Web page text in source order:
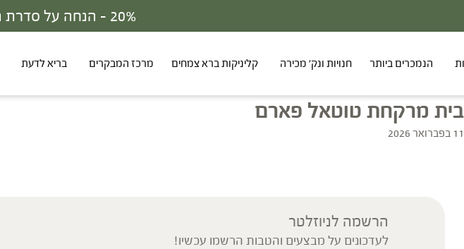
20% - הנחה על סדרת הפטריות ברכישת 2 מוצרים
הנמכרים ביותר חנויות ונק' מכירה קליניקות ברא צמחים מרכז המבקרים בריא לדעת
בית מרקחת טוטאל פארם
11 בפברואר 2026
הרשמה לניוזלטר
לעדכונים על מבצעים והטבות הרשמו עכשיו!